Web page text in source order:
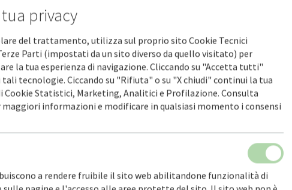
COFIDI.IT
via Nicola
70125 Bari
centralino
privacy
del trattamento, utilizza sul proprio sito Cookie Tecnici
Parti (impostati da un sito diverso da quello visitato) per
la tua esperienza di navigazione. Cliccando su "Accetta tutti"
tecnologie. Ciccando su "Rifiuta" o su "X chiudi" continui la tua
Cookie Statistici, Marketing, Analitici e Profilazione. Consulta
maggiori informazioni e modificare in qualsiasi momento i consensi
a rendere fruibile il sito web abilitandone funzionalità di